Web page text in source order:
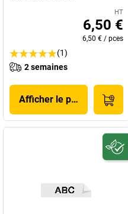
HT
6,50 €
6,50 € / pces
(1)
2 semaines
Afficher le produit